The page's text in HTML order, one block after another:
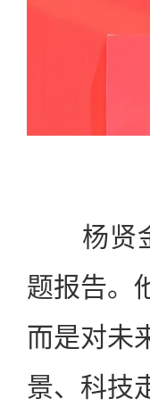
杨贤金
题报告。
而是对未
景、科技